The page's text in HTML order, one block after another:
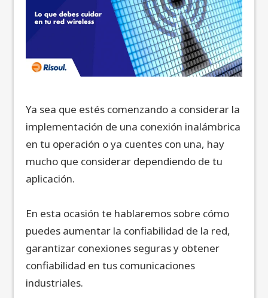
Ya sea que estés comenzando a considerar la
implementación de una conexión inalámbrica
en tu operación o ya cuentes con una, hay
mucho que considerar dependiendo de tu
aplicación.
En esta ocasión te hablaremos sobre cómo
puedes aumentar la confiabilidad de la red,
garantizar conexiones seguras y obtener
confiabilidad en tus comunicaciones
industriales.